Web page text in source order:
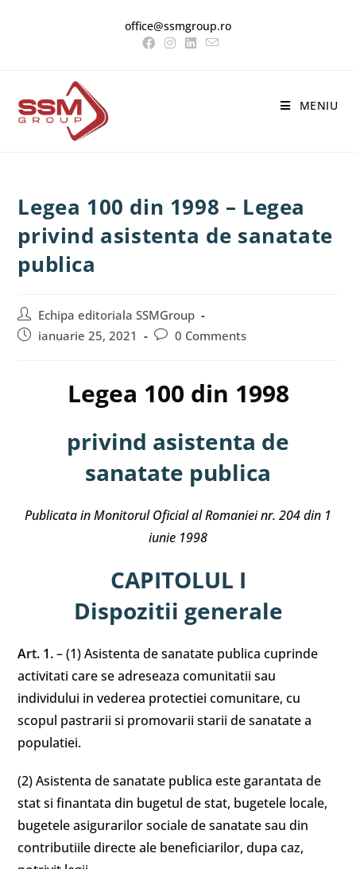
office@ssmgroup.ro
MENIU
Legea 100 din 1998 – Legea
privind asistenta de sanatate
publica
Echipa editoriala SSMGroup
ianuarie 25, 2021
0 Comments
Legea 100 din 1998
privind asistenta de
sanatate publica
Publicata in Monitorul Oficial al Romaniei nr. 204 din 1
iunie 1998
CAPITOLUL I
Dispozitii generale
Art. 1.– (1) Asistenta de sanatate publica cuprinde
activitati care se adreseaza comunitatii sau
individului in vederea protectiei comunitare, cu
scopul pastrarii si promovarii starii de sanatate a
populatiei.
(2) Asistenta de sanatate publica este garantata de
stat si finantata din bugetul de stat, bugetele locale,
bugetele asigurarilor sociale de sanatate sau din
contributiile directe ale beneficiarilor, dupa caz,